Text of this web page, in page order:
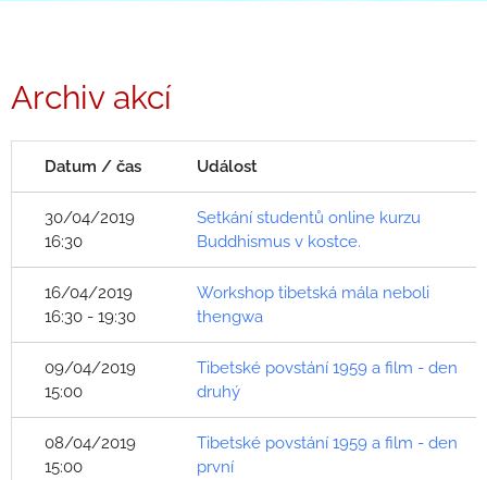
Archiv akcí
Datum / čas Událost
30/04/2019
16:30
Setkání studentů online kurzu
Buddhismus v kostce.
16/04/2019
16:30 - 19:30
Workshop tibetská mála neboli
thengwa
09/04/2019
15:00
Tibetské povstání 1959 a film - den
druhý
08/04/2019
15:00
Tibetské povstání 1959 a film - den
první